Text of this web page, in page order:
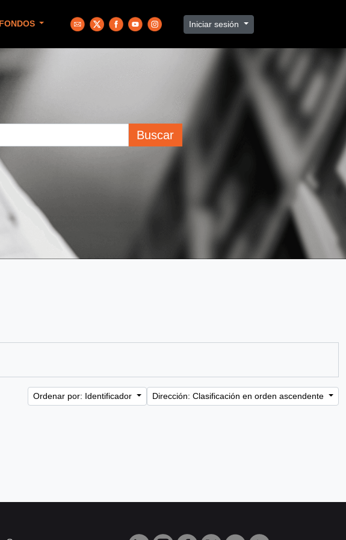
FONDOS Iniciar sesión
Buscar
Ordenar por: Identificador Dirección: Clasificación en orden ascendente